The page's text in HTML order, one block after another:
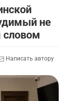
не
словом
Написать автору